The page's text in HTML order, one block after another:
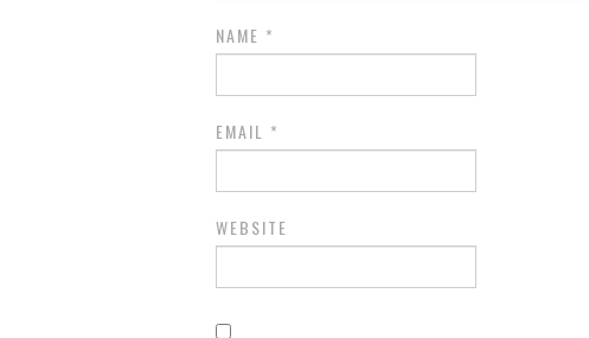
NAME *
EMAIL *
WEBSITE